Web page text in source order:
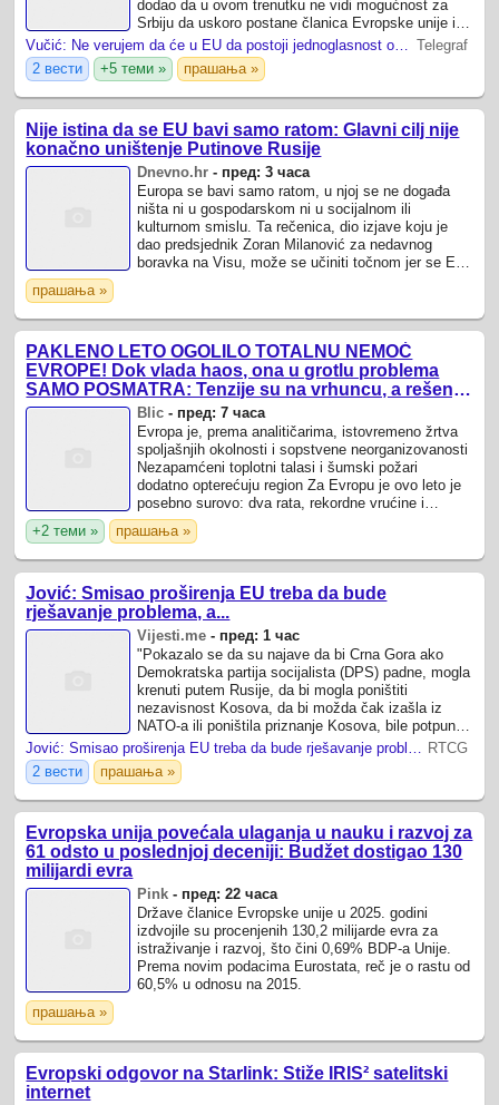
dodao da u ovom trenutku ne vidi mogućnost za
Srbiju da uskoro postane članica Evropske unije iz,
kako je naveo, brojnih političkih ...
Telegraf
2 вести
+5 теми » прашања »
Nije istina da se EU bavi samo ratom: Glavni cilj nije
konačno uništenje Putinove Rusije
Dnevno.hr - пред: 3 часа
Europa se bavi samo ratom, u njoj se ne događa
ništa ni u gospodarskom ni u socijalnom ili
kulturnom smislu. Ta rečenica, dio izjave koju je
dao predsjednik Zoran Milanović za nedavnog
boravka na Visu, može se učiniti točnom jer se EU
прашања »
PAKLENO LETO OGOLILO TOTALNU NEMOĆ
EVROPE! Dok vlada haos, ona u grotlu problema
SAMO POSMATRA: Tenzije su na vrhuncu, a rešenja
nigde
Blic - пред: 7 часа
Evropa je, prema analitičarima, istovremeno žrtva
spoljašnjih okolnosti i sopstvene neorganizovanosti
Nezapamćeni toplotni talasi i šumski požari
dodatno opterećuju region Za Evropu je ovo leto je
posebno surovo: dva rata, rekordne vrućine i
šumski požari, migrantska kriza, ...
+2 теми » прашања »
Jović: Smisao proširenja EU treba da bude
rješavanje problema, a...
Vijesti.me - пред: 1 час
"Pokazalo se da su najave da bi Crna Gora ako
Demokratska partija socijalista (DPS) padne, mogla
krenuti putem Rusije, da bi mogla poništiti
nezavisnost Kosova, da bi možda čak izašla iz
NATO-a ili poništila priznanje Kosova, bile potpuno
pogrešne“, kazao je Jović Hrvatska ...
RTCG
2 вести
прашања »
Evropska unija povećala ulaganja u nauku i razvoj za
61 odsto u poslednjoj deceniji: Budžet dostigao 130
milijardi evra
Pink - пред: 22 часа
Države članice Evropske unije u 2025. godini
izdvojile su procenjenih 130,2 milijarde evra za
istraživanje i razvoj, što čini 0,69% BDP-a Unije.
Prema novim podacima Eurostata, reč je o rastu od
60,5% u odnosu na 2015.
прашања »
Evropski odgovor na Starlink: Stiže IRIS² satelitski
internet